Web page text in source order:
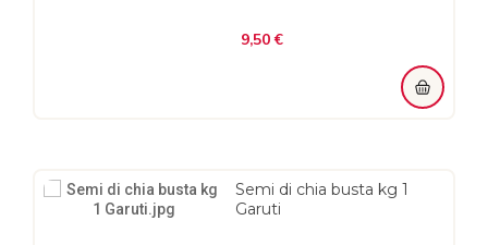
9,50 €
Semi di chia busta kg 1
Garuti